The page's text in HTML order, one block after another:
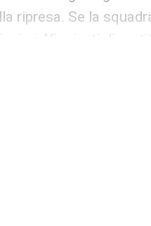
ripresa. Se la
45 minuti di
al nono posto.